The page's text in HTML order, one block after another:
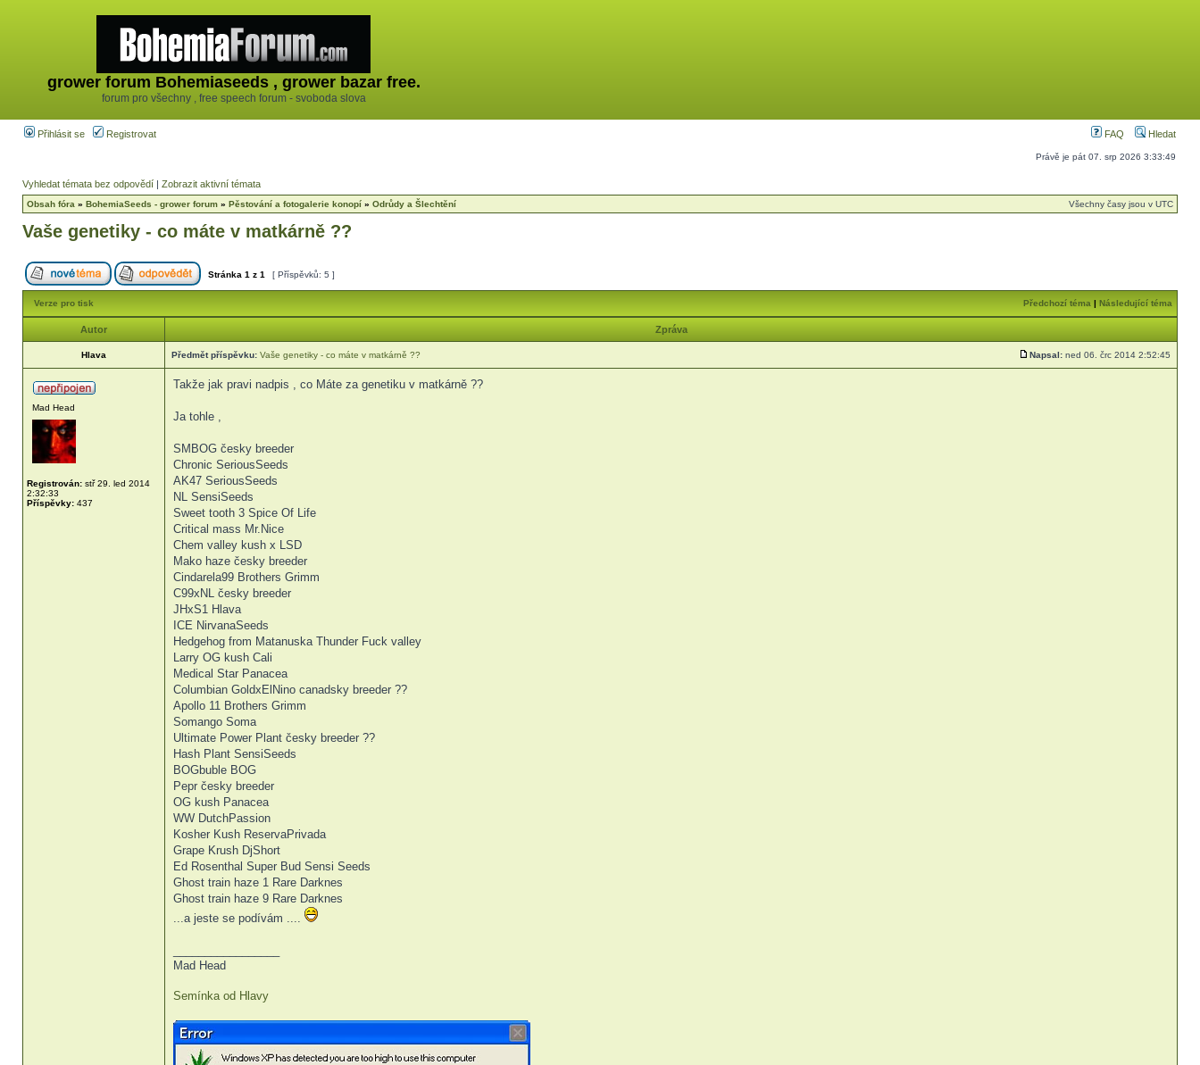
grower forum Bohemiaseeds , grower bazar free.
forum pro všechny , free speech forum - svoboda slova
Přihlásit se Registrovat FAQ Hledat
Právě je pát 07. srp 2026 3:33:49
Vyhledat témata bez odpovědí | Zobrazit aktivní témata
Obsah fóra » BohemiaSeeds - grower forum » Pěstování a fotogalerie konopí » Odrůdy a Šlechtění Všechny časy jsou v UTC
Vaše genetiky - co máte v matkárně ??
Stránka 1 z 1 [ Příspěvků: 5 ]
Verze pro tisk Předchozí téma | Následující téma
Autor Zpráva
Hlava Předmět příspěvku: Vaše genetiky - co máte v matkárně ?? Napsal: ned 06. črc 2014 2:52:45
Mad Head
Registrován: stř 29. led 2014
2:32:33
Příspěvky: 437
Takže jak pravi nadpis , co Máte za genetiku v matkárně ??
Ja tohle ,
SMBOG česky breeder
Chronic SeriousSeeds
AK47 SeriousSeeds
NL SensiSeeds
Sweet tooth 3 Spice Of Life
Critical mass Mr.Nice
Chem valley kush x LSD
Mako haze česky breeder
Cindarela99 Brothers Grimm
C99xNL česky breeder
JHxS1 Hlava
ICE NirvanaSeeds
Hedgehog from Matanuska Thunder Fuck valley
Larry OG kush Cali
Medical Star Panacea
Columbian GoldxElNino canadsky breeder ??
Apollo 11 Brothers Grimm
Somango Soma
Ultimate Power Plant česky breeder ??
Hash Plant SensiSeeds
BOGbuble BOG
Pepr česky breeder
OG kush Panacea
WW DutchPassion
Kosher Kush ReservaPrivada
Grape Krush DjShort
Ed Rosenthal Super Bud Sensi Seeds
Ghost train haze 1 Rare Darknes
Ghost train haze 9 Rare Darknes
...a jeste se podívám ....
Mad Head
Semínka od Hlavy